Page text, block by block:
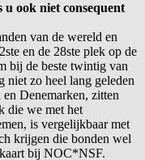
ook niet consequent
van de wereld en
en de 28ste plek op de
bij de beste twintig van
niet zo heel lang geleden
Denemarken, zitten
die we met het
is vergelijkbaar met
krijgen die bonden wel
bij NOC*NSF.